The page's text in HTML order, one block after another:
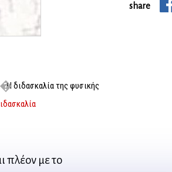
share
Η διδασκαλία της φυσικής
πλέον με το